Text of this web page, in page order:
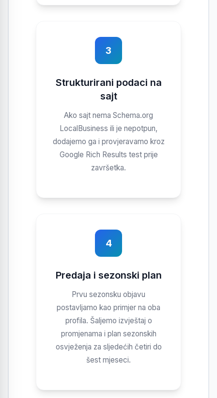
3
Strukturirani podaci na
sajt
Ako sajt nema Schema.org
LocalBusiness ili je nepotpun,
dodajemo ga i provjeravamo kroz
Google Rich Results test prije
završetka.
4
Predaja i sezonski plan
Prvu sezonsku objavu
postavljamo kao primjer na oba
profila. Šaljemo izvještaj o
promjenama i plan sezonskih
osvježenja za sljedećih četiri do
šest mjeseci.